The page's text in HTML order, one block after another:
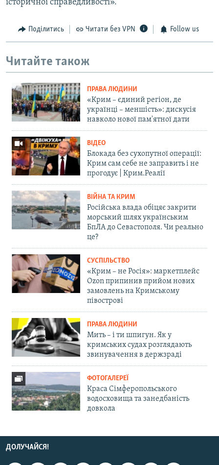
історичної справедливості».
Поділитись Читати без VPN Follow us
Читайте також
ПРАВА ЛЮДИНИ
«Крим – єдиний регіон, де
українці – меншість»: дискусія
навколо нової пам'ятної дати
ВІДЕО
Блокада без сухопутної операції:
Крим сам себе не заправить і не
прогодує | Крим.Реалії
ВІЙНА ТА КРИМ
Російська влада обіцяє закрити
морський шлях українським
БпЛА до Севастополя. Чи реально
це?
СУСПІЛЬСТВО
«Крим – не Росія»: маркетплейс
Ozon припинив прийом нових
замовлень на Кримському
півострові
ПРАВА ЛЮДИНИ
Мить – і ти шпигун. Як у
кримських судах розглядають
звинувачення в держзраді
ФОТОГАЛЕРЕЇ
Краса Сімферопольського
водосховища та занедбаність
довкола
ДОЛУЧАЙСЯ!